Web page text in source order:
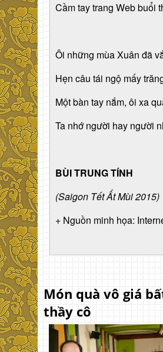
Cầm tay trang Web buổi
Ôi những mùa Xuân đã
Hẹn câu tái ngộ mấy
Một bàn tay nắm, ôi xa
Ta nhớ người hay người
BÙI TRUNG TÍNH
(Saigon Tết Ất Mùi 2015)
+ Nguồn minh họa:
Món quà vô giá
thầy cô